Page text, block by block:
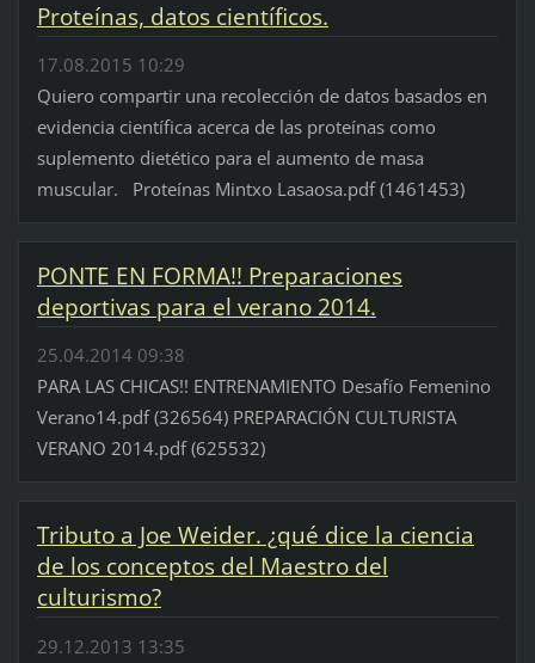
Proteínas, datos científicos.
17.08.2015 10:29
Quiero compartir una recolección de datos basados en
evidencia científica acerca de las proteínas como
suplemento dietético para el aumento de masa
muscular. Proteínas Mintxo Lasaosa.pdf (1461453)
PONTE EN FORMA!! Preparaciones
deportivas para el verano 2014.
25.04.2014 09:38
PARA LAS CHICAS!! ENTRENAMIENTO Desafío Femenino
Verano14.pdf (326564) PREPARACIÓN CULTURISTA
VERANO 2014.pdf (625532)
Tributo a Joe Weider. ¿qué dice la ciencia
de los conceptos del Maestro del
culturismo?
29.12.2013 13:35